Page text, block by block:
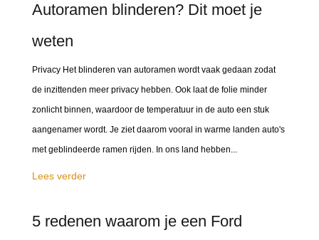
Autoramen blinderen? Dit moet je
weten
Privacy Het blinderen van autoramen wordt vaak gedaan zodat
de inzittenden meer privacy hebben. Ook laat de folie minder
zonlicht binnen, waardoor de temperatuur in de auto een stuk
aangenamer wordt. Je ziet daarom vooral in warme landen auto's
met geblindeerde ramen rijden. In ons land hebben...
Lees verder
5 redenen waarom je een Ford